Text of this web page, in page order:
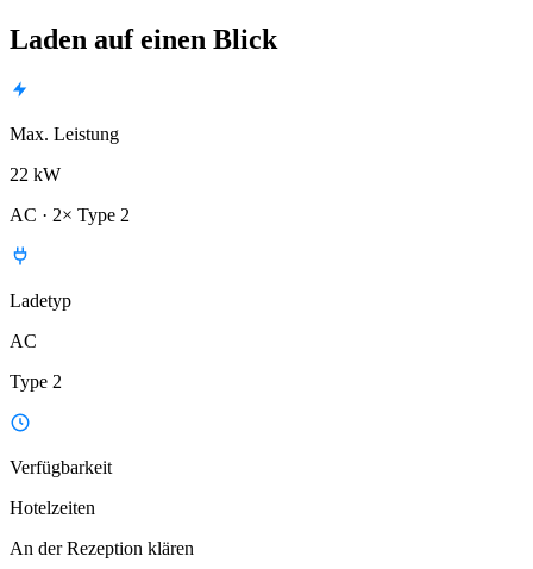
Laden auf einen Blick
Max. Leistung
22 kW
AC · 2× Type 2
Ladetyp
AC
Type 2
Verfügbarkeit
Hotelzeiten
An der Rezeption klären